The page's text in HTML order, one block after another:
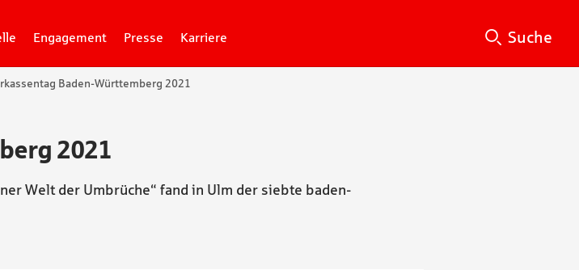
Suche
Suche
Engagement Presse Karriere
Baden-Württemberg 2021
2021
Welt der Umbrüche“ fand in Ulm der siebte baden-